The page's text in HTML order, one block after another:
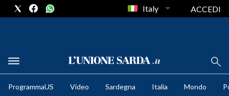
METEO
Italy ACCEDI
ProgrammaUS Video Sardegna Italia Mondo